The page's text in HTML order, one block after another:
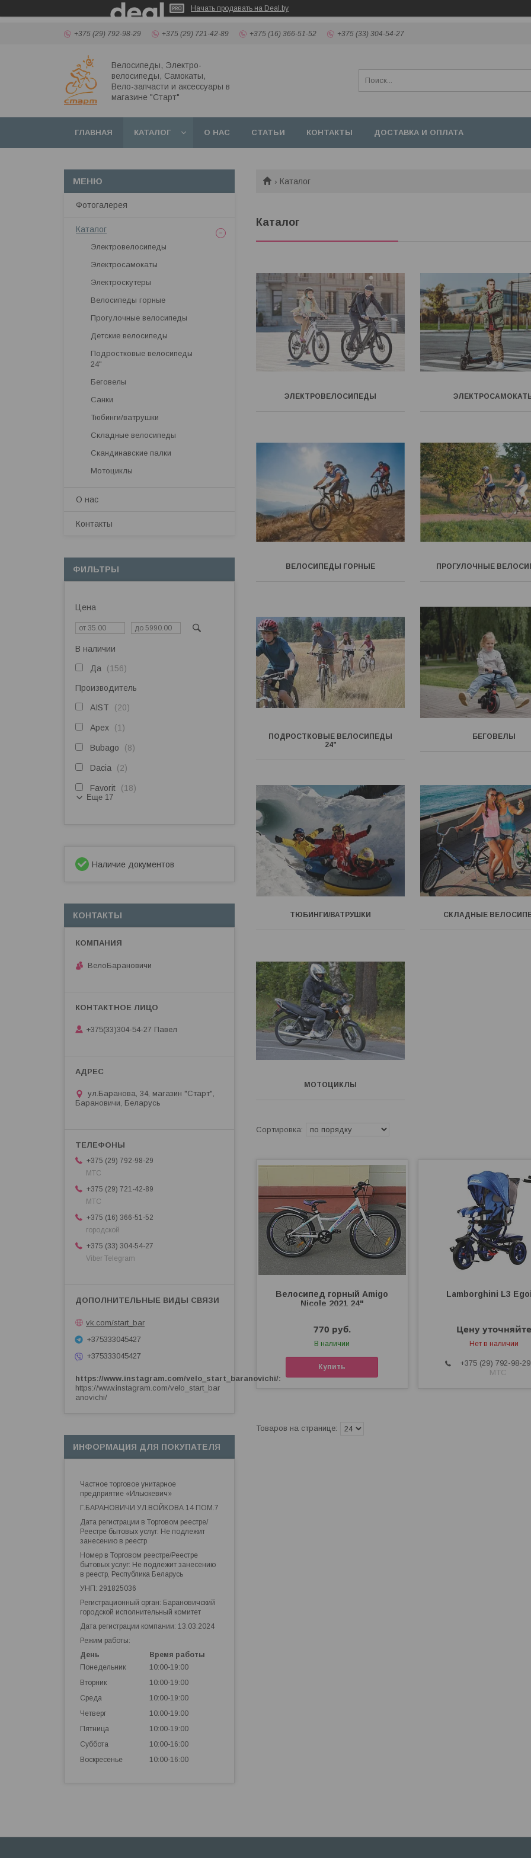
Начать продавать на Deal.by
+375 (29) 792-98-29 +375 (29) 721-42-89 +375 (16) 366-51-52 +375 (33) 304-54-27
Велосипеды, Электро-
велосипеды, Самокаты,
Вело-запчасти и аксессуары в
магазине "Старт"
ГЛАВНАЯ КАТАЛОГ О НАС СТАТЬИ КОНТАКТЫ ДОСТАВКА И ОПЛАТА
Каталог
Каталог
ЭЛЕКТРОВЕЛОСИПЕДЫ
ВЕЛОСИПЕДЫ ГОРНЫЕ ПРОГУЛОЧНЫЕ
ПОДРОСТКОВЫЕ ВЕЛОСИПЕДЫ
24"
БЕГОВЕЛЫ
ТЮБИНГИ/ВАТРУШКИ СКЛАДНЫЕ
МОТОЦИКЛЫ
Велосипед горный Amigo
Nicole 2021 24"
770 руб.
В наличии
Купить
Lamborghini L3
Цену уточняйте
Нет в наличии
+375 (29) 792-98-29
МТС
Фотогалерея
Каталог
Электровелосипеды
Электросамокаты
Электроскутеры
Велосипеды горные
Прогулочные велосипеды
Детские велосипеды
Подростковые велосипеды
24"
Беговелы
Санки
Тюбинги/ватрушки
Складные велосипеды
Скандинавские палки
Мотоциклы
О нас
Контакты
ФИЛЬТРЫ
Цена
В наличии
Да 156
Производитель
AIST 20
Apex 1
Bubago 8
Dacia 2
Favorit 18
Еще 17
Наличие документов
КОНТАКТЫ
ВелоБарановичи
+375(33)304-54-27 Павел
ул.Баранова, 34, магазин "Старт",
Барановичи, Беларусь
+375 (29) 792-98-29
МТС
+375 (29) 721-42-89
МТС
+375 (16) 366-51-52
городской
+375 (33) 304-54-27
Viber Telegram
vk.com/start_bar
+375333045427
+375333045427
https://www.instagram.com/velo_start_baranovichi/
https://www.instagram.com/velo_start_bar
anovichi/
ИНФОРМАЦИЯ ДЛЯ ПОКУПАТЕЛЯ
Частное торговое унитарное
предприятие «Ильюкевич»
Г.БАРАНОВИЧИ УЛ.ВОЙКОВА 14 ПОМ.7
Дата регистрации в Торговом реестре/
Реестре бытовых услуг: Не подлежит
занесению в реестр
Номер в Торговом реестре/Реестре
бытовых услуг: Не подлежит занесению
в реестр, Республика Беларусь
УНП: 291825036
Регистрационный орган: Барановичский
городской исполнительный комитет
Дата регистрации компании: 13.03.2024
Режим работы:
День
Время работы
Понедельник
10:00-19:00
Вторник
10:00-19:00
Среда
10:00-19:00
Четверг
10:00-19:00
Пятница
10:00-19:00
Суббота
10:00-16:00
Воскресенье
10:00-16:00